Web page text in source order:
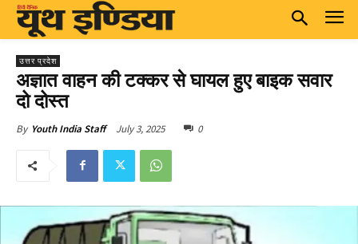
उत्तर प्रदेश
अज्ञात वाहन की टक्कर से घायल हुए बाइक सवार
दो दोस्त
By Youth India Staff July 3, 2025 0